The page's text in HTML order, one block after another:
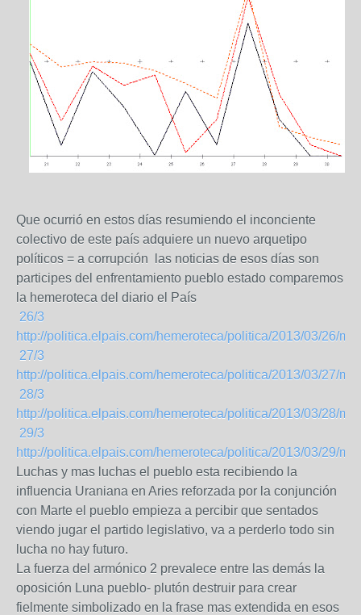
Que ocurrió en estos días resumiendo el inconciente
colectivo de este país adquiere un nuevo arquetipo
políticos = a corrupción las noticias de esos días son
participes del enfrentamiento pueblo estado comparemos
la hemeroteca del diario el País
26/3
http://politica.elpais.com/hemeroteca/politica/2013/03/26/m/
27/3
http://politica.elpais.com/hemeroteca/politica/2013/03/27/m/
28/3
http://politica.elpais.com/hemeroteca/politica/2013/03/28/m/
29/3
http://politica.elpais.com/hemeroteca/politica/2013/03/29/m/
Luchas y mas luchas el pueblo esta recibiendo la
influencia Uraniana en Aries reforzada por la conjunción
con Marte el pueblo empieza a percibir que sentados
viendo jugar el partido legislativo, va a perderlo todo sin
lucha no hay futuro.
La fuerza del armónico 2 prevalece entre las demás la
oposición Luna pueblo- plutón destruir para crear
fielmente simbolizado en la frase mas extendida en esos